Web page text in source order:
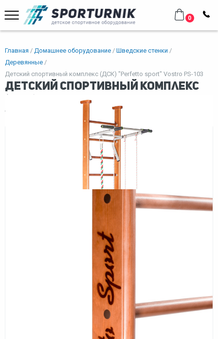
0
Главная Домашнее оборудование
Шведские стенки
Деревянные
Детский спортивный комплекс (ДСК) "Perfetto sport" Vostro PS-103
Детский спортивный комплекс
(ДСК) "Perfetto sport" Vostro PS-
103